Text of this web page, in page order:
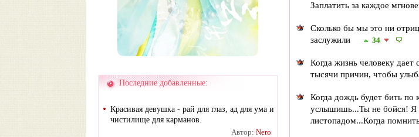
Заплатить за каждое
Сколько бы мы это ни
заслужили
34
Когда жизнь человеку
тысячи причин, чтобы
Когда дождь будет бить по
услышишь...Ты не бойся! Я
листопадом...Когда
Последние добавленные:
Красивая девушка - рай для глаз, ад для ума и
чистилище для карманов.
Автор: Nero